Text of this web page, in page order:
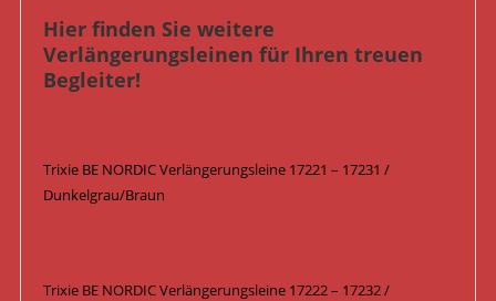
Hier finden Sie weitere
Verlängerungsleinen für Ihren treuen
Begleiter!
Trixie BE NORDIC Verlängerungsleine 17221 – 17231 /
Dunkelgrau/Braun
Trixie BE NORDIC Verlängerungsleine 17222 – 17232 /